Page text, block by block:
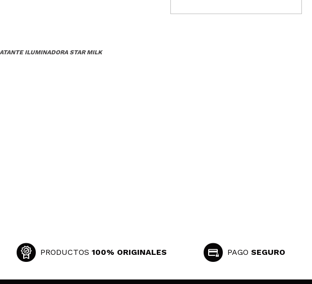
ILUMINADORA STAR MILK
PRODUCTOS 100% ORIGINALES PAGO SEGURO